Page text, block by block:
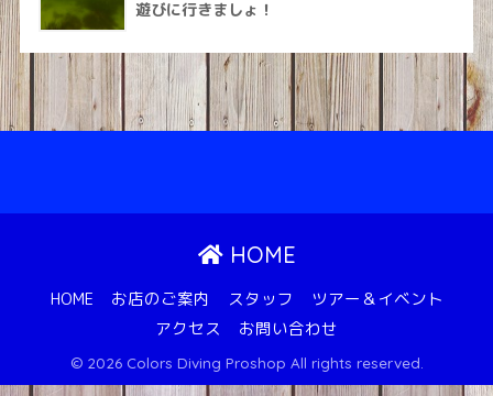
遊びに行きましょ！
HOME
HOME お店のご案内 スタッフ
ツアー＆イベント
アクセス
お問い合わせ
© 2026 Colors Diving Proshop All rights reserved.